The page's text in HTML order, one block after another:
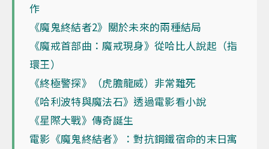
作
《魔鬼終結者2》關於未來的兩種結局
《魔戒首部曲：魔戒現身》從哈比人說起（指
環王）
《終極警探》（虎膽龍威）非常難死
《哈利波特與魔法石》透過電影看小說
《星際大戰》傳奇誕生
電影《魔鬼終結者》：對抗鋼鐵宿命的末日寓